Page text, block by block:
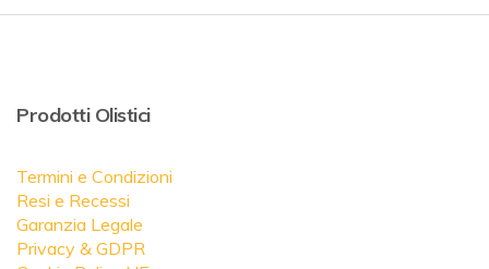
Prodotti Olistici
Termini e Condizioni
Resi e Recessi
Garanzia Legale
Privacy & GDPR